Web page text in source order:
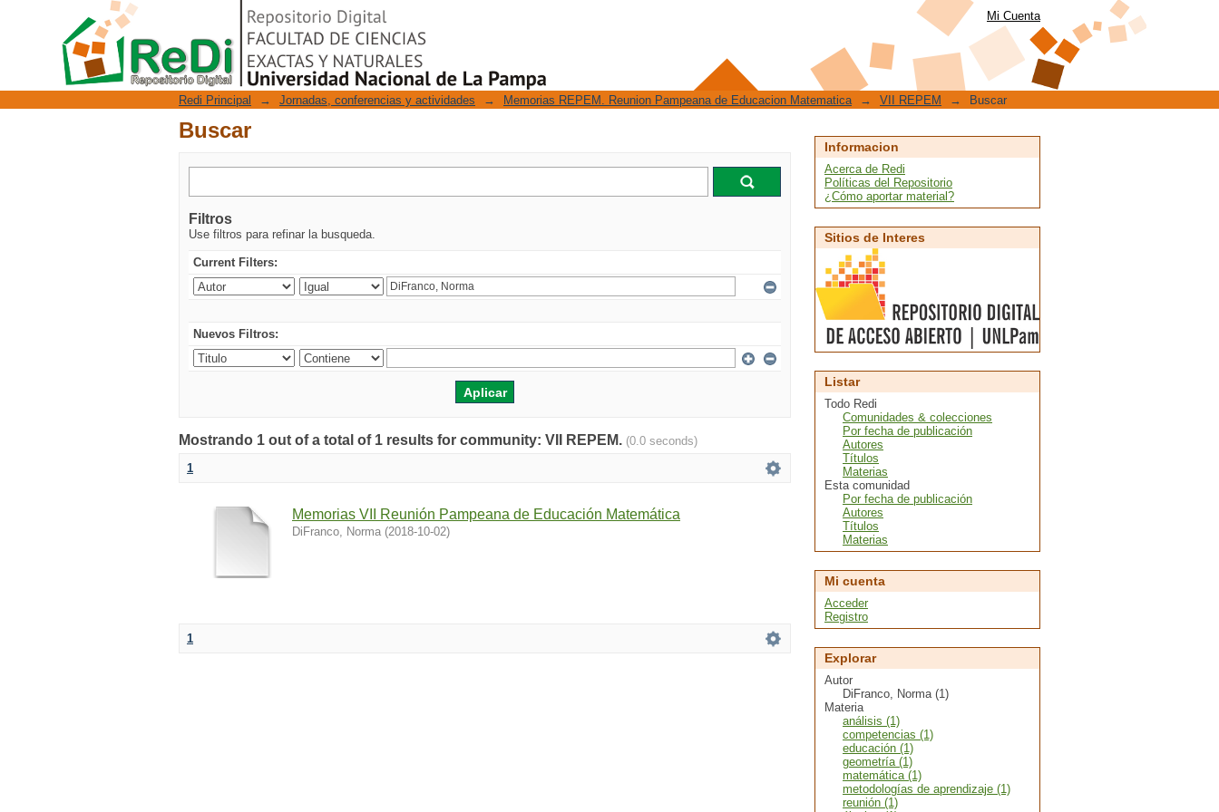
Buscar
Repositorio Digital Mi Cuenta
Redi Principal → Jornadas, conferencias y actividades → Memorias REPEM. Reunion Pampeana de Educacion Matematica → VII REPEM → Buscar
Buscar
Filtros
Use filtros para refinar la busqueda.
Current Filters:
Nuevos Filtros:
Mostrando 1 out of a total of 1 results for community: VII REPEM. (0.0 seconds)
1
Memorias VII Reunión Pampeana de Educación Matemática
DiFranco, Norma (2018-10-02)
1
Informacion
Acerca de Redi
Políticas del Repositorio
¿Cómo aportar material?
Sitios de Interes
Listar
Todo Redi
Comunidades & colecciones
Por fecha de publicación
Autores
Títulos
Materias
Esta comunidad
Por fecha de publicación
Autores
Títulos
Materias
Mi cuenta
Acceder
Registro
Explorar
Autor
DiFranco, Norma (1)
Materia
análisis (1)
competencias (1)
educación (1)
geometría (1)
matemática (1)
metodologías de aprendizaje (1)
reunión (1)